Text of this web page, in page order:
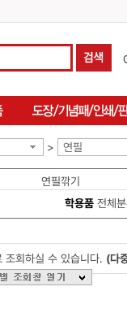
> 연필
연필깎기
학용품전체분
조회하실 수 있습니다. (다